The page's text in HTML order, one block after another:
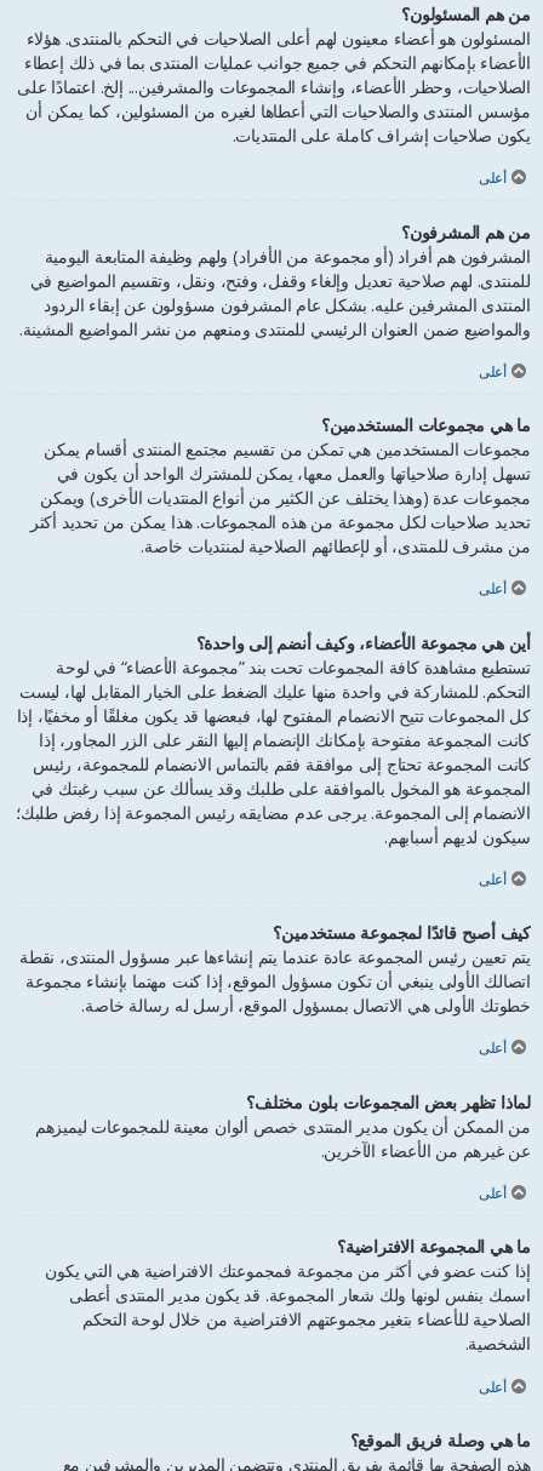
من هم المسئولون؟
المسئولون هو أعضاء معينون لهم أعلى الصلاحيات في التحكم بالمنتدى. هؤلاء
الأعضاء بإمكانهم التحكم في جميع جوانب عمليات المنتدى بما في ذلك إعطاء
الصلاحيات، وحظر الأعضاء، وإنشاء المجموعات والمشرفين... إلخ. اعتمادًا على
مؤسس المنتدى والصلاحيات التي أعطاها لغيره من المسئولين، كما يمكن أن
يكون صلاحيات إشراف كاملة على المنتديات.
أعلى
من هم المشرفون؟
المشرفون هم أفراد (أو مجموعة من الأفراد) ولهم وظيفة المتابعة اليومية
للمنتدى. لهم صلاحية تعديل وإلغاء وقفل، وفتح، ونقل، وتقسيم المواضيع في
المنتدى المشرفين عليه. بشكل عام المشرفون مسؤولون عن إبقاء الردود
والمواضيع ضمن العنوان الرئيسي للمنتدى ومنعهم من نشر المواضيع المشينة.
أعلى
ما هي مجموعات المستخدمين؟
مجموعات المستخدمين هي تمكن من تقسيم مجتمع المنتدى أقسام يمكن
تسهل إدارة صلاحياتها والعمل معها، يمكن للمشترك الواحد أن يكون في
مجموعات عدة (وهذا يختلف عن الكثير من أنواع المنتديات الأخرى) ويمكن
تحديد صلاحيات لكل مجموعة من هذه المجموعات. هذا يمكن من تحديد أكثر
من مشرف للمنتدى، أو لإعطائهم الصلاحية لمنتديات خاصة.
أعلى
أين هي مجموعة الأعضاء، وكيف أنضم إلى واحدة؟
تستطيع مشاهدة كافة المجموعات تحت بند ”مجموعة الأعضاء“ في لوحة
التحكم. للمشاركة في واحدة منها عليك الضغط على الخيار المقابل لها، ليست
كل المجموعات تتيح الانضمام المفتوح لها، فبعضها قد يكون مغلقًا أو مخفيًا، إذا
كانت المجموعة مفتوحة بإمكانك الإنضمام إليها النقر على الزر المجاور، إذا
كانت المجموعة تحتاج إلى موافقة فقم بالتماس الانضمام للمجموعة، رئيس
المجموعة هو المخول بالموافقة على طلبك وقد يسألك عن سبب رغبتك في
الانضمام إلى المجموعة. يرجى عدم مضايقه رئيس المجموعة إذا رفض طلبك؛
سيكون لديهم أسبابهم.
أعلى
كيف أصبح قائدًا لمجموعة مستخدمين؟
يتم تعيين رئيس المجموعة عادة عندما يتم إنشاءها عبر مسؤول المنتدى، نقطة
اتصالك الأولى ينبغي أن تكون مسؤول الموقع، إذا كنت مهتما بإنشاء مجموعة
خطوتك الأولى هي الاتصال بمسؤول الموقع، أرسل له رسالة خاصة.
أعلى
لماذا تظهر بعض المجموعات بلون مختلف؟
من الممكن أن يكون مدير المنتدى خصص ألوان معينة للمجموعات ليميزهم
عن غيرهم من الأعضاء الآخرين.
أعلى
ما هي المجموعة الافتراضية؟
إذا كنت عضو في أكثر من مجموعة فمجموعتك الافتراضية هي التي يكون
اسمك بنفس لونها ولك شعار المجموعة. قد يكون مدير المنتدى أعطى
الصلاحية للأعضاء بتغير مجموعتهم الافتراضية من خلال لوحة التحكم
الشخصية.
أعلى
ما هي وصلة فريق الموقع؟
هذه الصفحة بها قائمة بفريق المنتدى وتتضمن المديرين والمشرفين مع